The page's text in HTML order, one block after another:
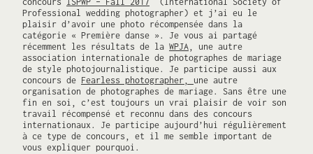
Professional wedding photographer) et j’ai eu le
plaisir d’avoir une photo récompensée dans la
catégorie « Première danse ». Je vous ai partagé
récemment les résultats de la WPJA, une autre
association internationale de photographes de mariage
de style photojournalistique. Je participe aussi aux
concours de Fearless photographer, une autre
organisation de photographes de mariage. Sans être une
fin en soi, c’est toujours un vrai plaisir de voir son
travail récompensé et reconnu dans des concours
internationaux. Je participe aujourd’hui régulièrement
à ce type de concours, et il me semble important de
vous expliquer pourquoi.